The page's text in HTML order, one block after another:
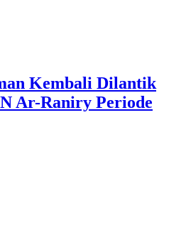
Kembali Dilantik
Ar-Raniry Periode